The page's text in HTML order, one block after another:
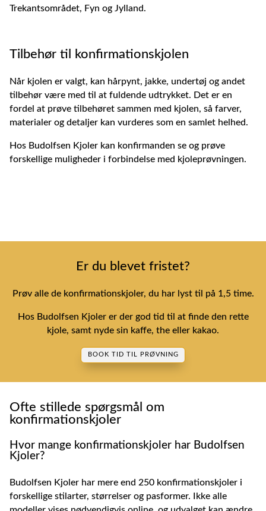
Trekantsområdet, Fyn og Jylland.
Tilbehør til konfirmationskjolen
Når kjolen er valgt, kan hårpynt, jakke, undertøj og andet
tilbehør være med til at fuldende udtrykket. Det er en
fordel at prøve tilbehøret sammen med kjolen, så farver,
materialer og detaljer kan vurderes som en samlet helhed.
Hos Budolfsen Kjoler kan konfirmanden se og prøve
forskellige muligheder i forbindelse med kjoleprøvningen.
Er du blevet fristet?
Prøv alle de konfirmationskjoler, du har lyst til på 1,5 time.
Hos Budolfsen Kjoler er der god tid til at finde den rette
kjole, samt nyde sin kaffe, the eller kakao.
BOOK TID TIL PRØVNING
Ofte stillede spørgsmål om
konfirmationskjoler
Hvor mange konfirmationskjoler har Budolfsen
Kjoler?
Budolfsen Kjoler har mere end 250 konfirmationskjoler i
forskellige stilarter, størrelser og pasformer. Ikke alle